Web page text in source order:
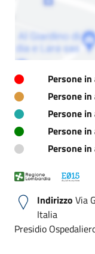
Persone
Persone
Persone
Persone
Persone
Indirizzo Via
Italia
Presidio